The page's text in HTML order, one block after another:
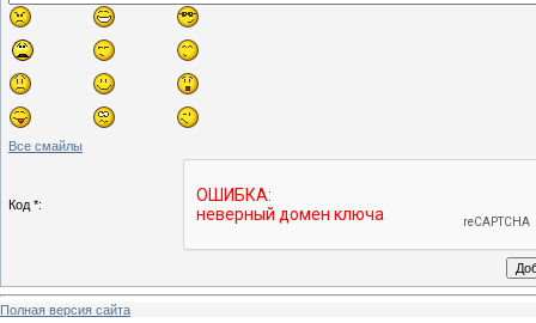
Все смайлы
Код *:
Полная версия сайта